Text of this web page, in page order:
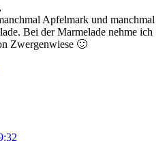
Apfelmark und manchmal
Bei der Marmelade nehme ich
Zwergenwiese 🙂